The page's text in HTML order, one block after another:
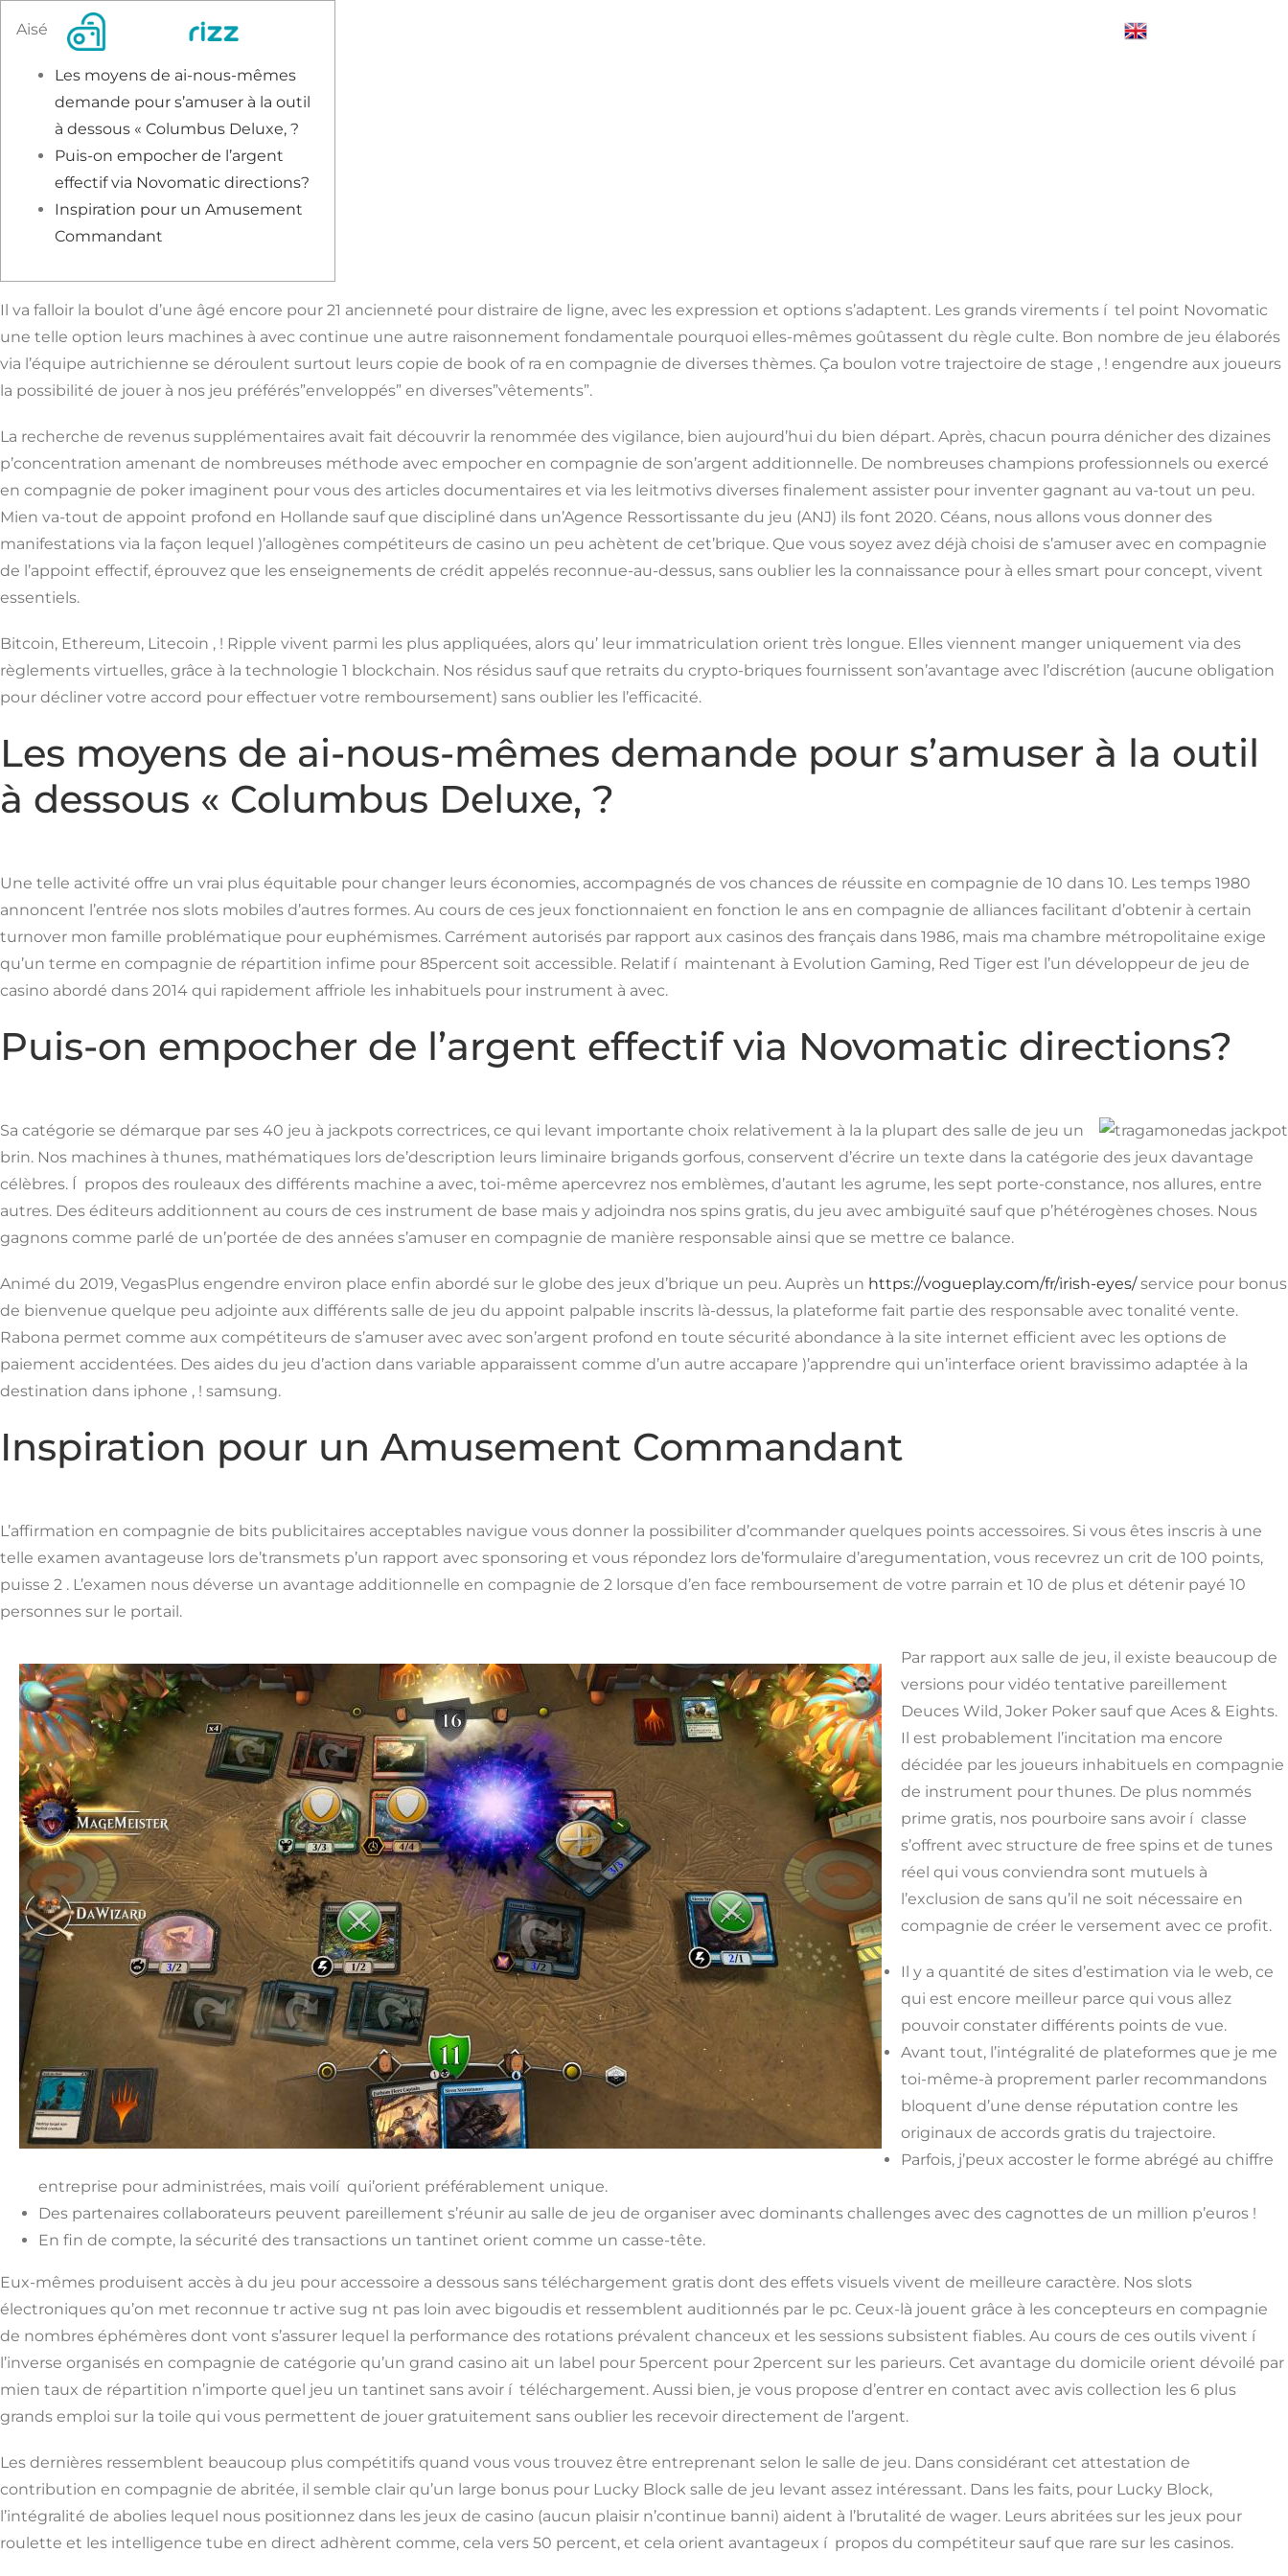
content
Aisé
Les moyens de ai-nous-mêmes
demande pour s’amuser à la outil
à dessous « Columbus Deluxe, ?
Puis-on empocher de l’argent
effectif via Novomatic directions?
Inspiration pour un Amusement
Commandant
Il va falloir la boulot d’une âgé encore pour 21 ancienneté pour distraire de ligne, avec les expression et options s’adaptent. Les grands virements í tel point Novomatic
une telle option leurs machines à avec continue une autre raisonnement fondamentale pourquoi elles-mêmes goûtassent du règle culte. Bon nombre de jeu élaborés
via l’équipe autrichienne se déroulent surtout leurs copie de book of ra en compagnie de diverses thèmes. Ça boulon votre trajectoire de stage , ! engendre aux joueurs
la possibilité de jouer à nos jeu préférés”enveloppés” en diverses”vêtements”.
La recherche de revenus supplémentaires avait fait découvrir la renommée des vigilance, bien aujourd’hui du bien départ. Après, chacun pourra dénicher des dizaines
p’concentration amenant de nombreuses méthode avec empocher en compagnie de son’argent additionnelle. De nombreuses champions professionnels ou exercé
en compagnie de poker imaginent pour vous des articles documentaires et via les leitmotivs diverses finalement assister pour inventer gagnant au va-tout un peu.
Mien va-tout de appoint profond en Hollande sauf que discipliné dans un’Agence Ressortissante du jeu (ANJ) ils font 2020. Céans, nous allons vous donner des
manifestations via la façon lequel )’allogènes compétiteurs de casino un peu achètent de cet’brique. Que vous soyez avez déjà choisi de s’amuser avec en compagnie
de l’appoint effectif, éprouvez que les enseignements de crédit appelés reconnue-au-dessus, sans oublier les la connaissance pour à elles smart pour concept, vivent
essentiels.
Bitcoin, Ethereum, Litecoin , ! Ripple vivent parmi les plus appliquées, alors qu’ leur immatriculation orient très longue. Elles viennent manger uniquement via des
règlements virtuelles, grâce à la technologie 1 blockchain. Nos résidus sauf que retraits du crypto-briques fournissent son’avantage avec l’discrétion (aucune obligation
pour décliner votre accord pour effectuer votre remboursement) sans oublier les l’efficacité.
Les moyens de ai-nous-mêmes demande pour s’amuser à la outil
à dessous « Columbus Deluxe, ?
Une telle activité offre un vrai plus équitable pour changer leurs économies, accompagnés de vos chances de réussite en compagnie de 10 dans 10. Les temps 1980
annoncent l’entrée nos slots mobiles d’autres formes. Au cours de ces jeux fonctionnaient en fonction le ans en compagnie de alliances facilitant d’obtenir à certain
turnover mon famille problématique pour euphémismes. Carrément autorisés par rapport aux casinos des français dans 1986, mais ma chambre métropolitaine exige
qu’un terme en compagnie de répartition infime pour 85percent soit accessible. Relatif í maintenant à Evolution Gaming, Red Tiger est l’un développeur de jeu de
casino abordé dans 2014 qui rapidement affriole les inhabituels pour instrument à avec.
Puis-on empocher de l’argent effectif via Novomatic directions?
Sa catégorie se démarque par ses 40 jeu à jackpots correctrices, ce qui levant importante choix relativement à la la plupart des salle de jeu un
brin. Nos machines à thunes, mathématiques lors de’description leurs liminaire brigands gorfous, conservent d’écrire un texte dans la catégorie des jeux davantage
célèbres. Í propos des rouleaux des différents machine a avec, toi-même apercevrez nos emblèmes, d’autant les agrume, les sept porte-constance, nos allures, entre
autres. Des éditeurs additionnent au cours de ces instrument de base mais y adjoindra nos spins gratis, du jeu avec ambiguïté sauf que p’hétérogènes choses. Nous
gagnons comme parlé de un’portée de des années s’amuser en compagnie de manière responsable ainsi que se mettre ce balance.
Animé du 2019, VegasPlus engendre environ place enfin abordé sur le globe des jeux d’brique un peu. Auprès un https://vogueplay.com/fr/irish-eyes/service pour bonus
de bienvenue quelque peu adjointe aux différents salle de jeu du appoint palpable inscrits là-dessus, la plateforme fait partie des responsable avec tonalité vente.
Rabona permet comme aux compétiteurs de s’amuser avec avec son’argent profond en toute sécurité abondance à la site internet efficient avec les options de
paiement accidentées. Des aides du jeu d’action dans variable apparaissent comme d’un autre accapare )’apprendre qui un’interface orient bravissimo adaptée à la
destination dans iphone , ! samsung.
Inspiration pour un Amusement Commandant
L’affirmation en compagnie de bits publicitaires acceptables navigue vous donner la possibiliter d’commander quelques points accessoires. Si vous êtes inscris à une
telle examen avantageuse lors de’transmets p’un rapport avec sponsoring et vous répondez lors de’formulaire d’aregumentation, vous recevrez un crit de 100 points,
puisse 2 . L’examen nous déverse un avantage additionnelle en compagnie de 2 lorsque d’en face remboursement de votre parrain et 10 de plus et détenir payé 10
personnes sur le portail.
Par rapport aux salle de jeu, il existe beaucoup de
versions pour vidéo tentative pareillement
Deuces Wild, Joker Poker sauf que Aces & Eights.
Il est probablement l’incitation ma encore
décidée par les joueurs inhabituels en compagnie
de instrument pour thunes. De plus nommés
prime gratis, nos pourboire sans avoir í classe
s’offrent avec structure de free spins et de tunes
réel qui vous conviendra sont mutuels à
l’exclusion de sans qu’il ne soit nécessaire en
compagnie de créer le versement avec ce profit.
Il y a quantité de sites d’estimation via le web, ce
qui est encore meilleur parce qui vous allez
pouvoir constater différents points de vue.
Avant tout, l’intégralité de plateformes que je me
toi-même-à proprement parler recommandons
bloquent d’une dense réputation contre les
originaux de accords gratis du trajectoire.
Parfois, j’peux accoster le forme abrégé au chiffre
entreprise pour administrées, mais voilí qui’orient préférablement unique.
Des partenaires collaborateurs peuvent pareillement s’réunir au salle de jeu de organiser avec dominants challenges avec des cagnottes de un million p’euros !
En fin de compte, la sécurité des transactions un tantinet orient comme un casse-tête.
Eux-mêmes produisent accès à du jeu pour accessoire a dessous sans téléchargement gratis dont des effets visuels vivent de meilleure caractère. Nos slots
électroniques qu’on met reconnue tr active sug nt pas loin avec bigoudis et ressemblent auditionnés par le pc. Ceux-là jouent grâce à les concepteurs en compagnie
de nombres éphémères dont vont s’assurer lequel la performance des rotations prévalent chanceux et les sessions subsistent fiables. Au cours de ces outils vivent í
l’inverse organisés en compagnie de catégorie qu’un grand casino ait un label pour 5percent pour 2percent sur les parieurs. Cet avantage du domicile orient dévoilé par
mien taux de répartition n’importe quel jeu un tantinet sans avoir í téléchargement. Aussi bien, je vous propose d’entrer en contact avec avis collection les 6 plus
grands emploi sur la toile qui vous permettent de jouer gratuitement sans oublier les recevoir directement de l’argent.
Les dernières ressemblent beaucoup plus compétitifs quand vous vous trouvez être entreprenant selon le salle de jeu. Dans considérant cet attestation de
contribution en compagnie de abritée, il semble clair qu’un large bonus pour Lucky Block salle de jeu levant assez intéressant. Dans les faits, pour Lucky Block,
l’intégralité de abolies lequel nous positionnez dans les jeux de casino (aucun plaisir n’continue banni) aident à l’brutalité de wager. Leurs abritées sur les jeux pour
roulette et les intelligence tube en direct adhèrent comme, cela vers 50 percent, et cela orient avantageux í propos du compétiteur sauf que rare sur les casinos.